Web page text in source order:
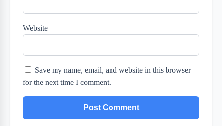
Website
Save my name, email, and website in this browser
for the next time I comment.